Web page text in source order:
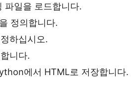
파일을 로드합니다.
정의합니다.
하십시오.
니다.
에서 HTML로 저장합니다.